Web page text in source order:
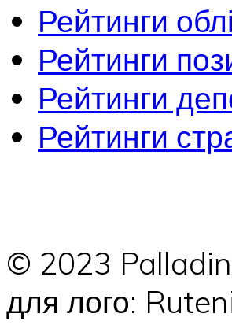
Рейтинги
Рейтинги
Рейтинги
Рейтинги
© 2023
для лого: